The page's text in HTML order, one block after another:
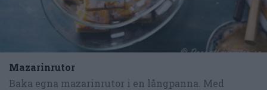
Mazarinrutor
Baka egna mazarinrutor i en långpanna. Med